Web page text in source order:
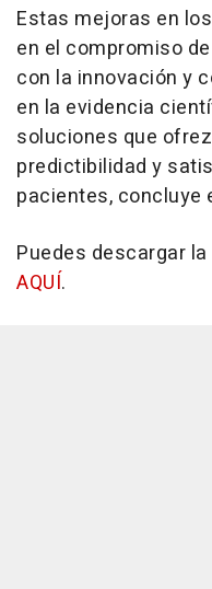
Estas mejoras en
en el compromiso
con la innovación y
en la evidencia
soluciones que
predictibilidad y
pacientes, concluye
Puedes descargar
AQUÍ.